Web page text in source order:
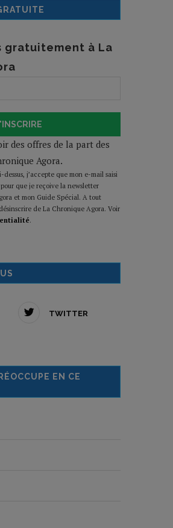
gratuitement à La
des offres de la part des
Agora.
j’accepte que mon e-mail saisi
que je reçoive la newsletter
et mon Guide Spécial. A tout
de La Chronique Agora. Voir
.
TWITTER
EN CE